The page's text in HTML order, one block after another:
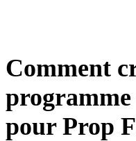
Comment
pour Prop